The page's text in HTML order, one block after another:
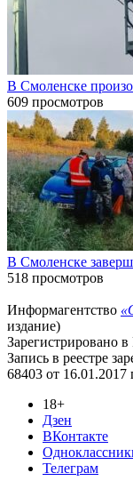
В Смоленске
609 просмотров
В Смоленске
518 просмотров
Информагентство
издание)
Зарегистрировано
Запись в реестре
68403 от 16.01.2017
18+
Дзен
ВКонтакте
Телеграм